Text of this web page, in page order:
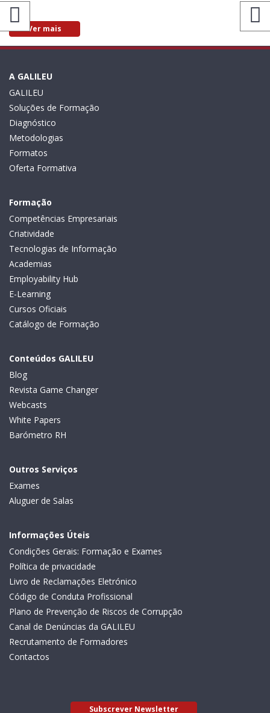
Ver mais
A GALILEU
GALILEU
Soluções de Formação
Diagnóstico
Metodologias
Formatos
Oferta Formativa
Formação
Competências Empresariais
Criatividade
Tecnologias de Informação
Academias
Employability Hub
E-Learning
Cursos Oficiais
Catálogo de Formação
Conteúdos GALILEU
Blog
Revista Game Changer
Webcasts
White Papers
Barómetro RH
Outros Serviços
Exames
Aluguer de Salas
Informações Úteis
Condições Gerais: Formação e Exames
Política de privacidade
Livro de Reclamações Eletrónico
Código de Conduta Profissional
Plano de Prevenção de Riscos de Corrupção
Canal de Denúncias da GALILEU
Recrutamento de Formadores
Contactos
Subscrever Newsletter